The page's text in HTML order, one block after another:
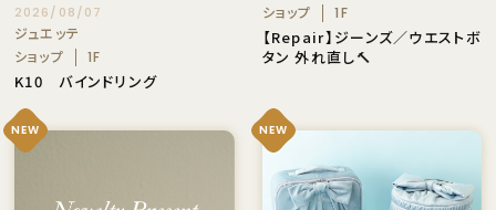
2026/08/07
ジュエッテ
ショップ
1F
K10 バインドリング
ショップ
1F
【Repair】ジーンズ／ウエストボ
タン 外れ直し🔨
NEW NEW